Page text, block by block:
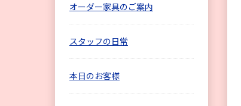
オーダー家具のご案内
スタッフの日常
本日のお客様